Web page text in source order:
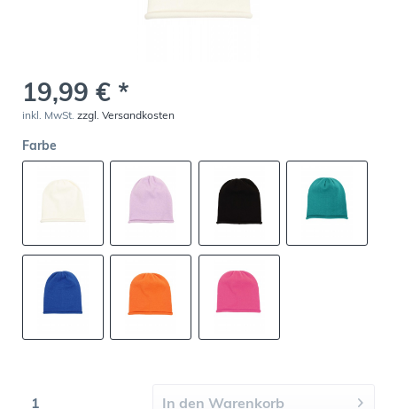
19,99 € *
inkl. MwSt. zzgl. Versandkosten
Farbe
In den Warenkorb